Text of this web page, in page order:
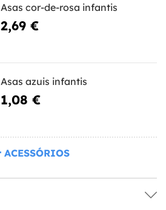
Asas cor-de-rosa infantis
2,69 €
Asas azuis infantis
1,08 €
ACESSÓRIOS